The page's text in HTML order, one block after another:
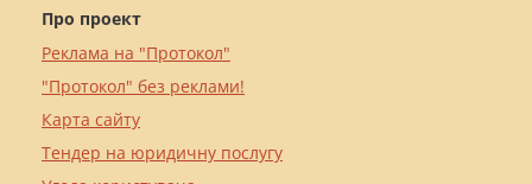
Про проект
Реклама на "Протокол"
"Протокол" без реклами!
Карта сайту
Тендер на юридичну послугу